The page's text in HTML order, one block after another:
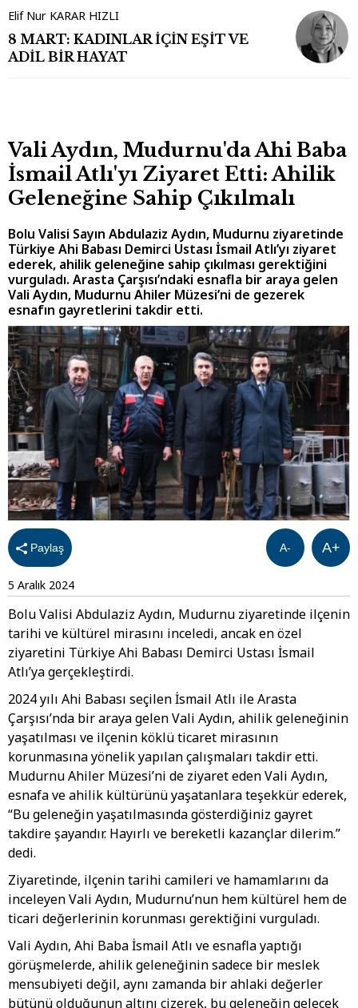
Elif Nur KARAR HIZLI
8 MART: KADINLAR İÇİN EŞİT VE
ADİL BİR HAYAT
Vali Aydın, Mudurnu'da Ahi Baba
İsmail Atlı'yı Ziyaret Etti: Ahilik
Geleneğine Sahip Çıkılmalı
Bolu Valisi Sayın Abdulaziz Aydın, Mudurnu ziyaretinde
Türkiye Ahi Babası Demirci Ustası İsmail Atlı’yı ziyaret
ederek, ahilik geleneğine sahip çıkılması gerektiğini
vurguladı. Arasta Çarşısı’ndaki esnafla bir araya gelen
Vali Aydın, Mudurnu Ahiler Müzesi’ni de gezerek
esnafın gayretlerini takdir etti.
Paylaş A+
A-
5 Aralık 2024
Bolu Valisi Abdulaziz Aydın, Mudurnu ziyaretinde ilçenin
tarihi ve kültürel mirasını inceledi, ancak en özel
ziyaretini Türkiye Ahi Babası Demirci Ustası İsmail
Atlı’ya gerçekleştirdi.
2024 yılı Ahi Babası seçilen İsmail Atlı ile Arasta
Çarşısı’nda bir araya gelen Vali Aydın, ahilik geleneğinin
yaşatılması ve ilçenin köklü ticaret mirasının
korunmasına yönelik yapılan çalışmaları takdir etti.
Mudurnu Ahiler Müzesi’ni de ziyaret eden Vali Aydın,
esnafa ve ahilik kültürünü yaşatanlara teşekkür ederek,
“Bu geleneğin yaşatılmasında gösterdiğiniz gayret
takdire şayandır. Hayırlı ve bereketli kazançlar dilerim.”
dedi.
Ziyaretinde, ilçenin tarihi camileri ve hamamlarını da
inceleyen Vali Aydın, Mudurnu’nun hem kültürel hem de
ticari değerlerinin korunması gerektiğini vurguladı.
Vali Aydın, Ahi Baba İsmail Atlı ve esnafla yaptığı
görüşmelerde, ahilik geleneğinin sadece bir meslek
mensubiyeti değil, aynı zamanda bir ahlaki değerler
bütünü olduğunun altını çizerek, bu geleneğin gelecek